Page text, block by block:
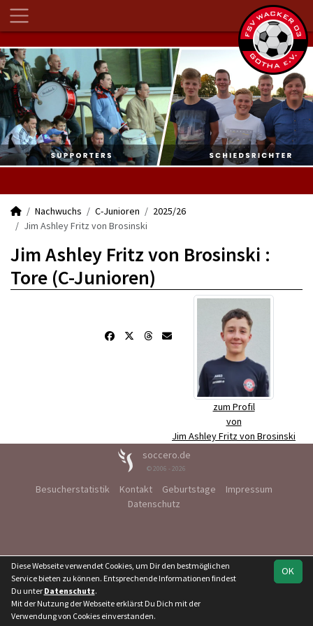
Nachwuchs C-Junioren
2025/26
Jim Ashley Fritz von Brosinski
Jim Ashley Fritz von Brosinski :
Tore (C-Junioren)
zum Profil
von
Jim Ashley Fritz von Brosinski
soccero.de
© 2006 - 2026
Besucherstatistik Kontakt Geburtstage
Impressum
Datenschutz
OK
Diese Webseite verwendet Cookies, um Dir den bestmöglichen
Service bieten zu können. Entsprechende Informationen findest
Du unter Datenschutz.
Mit der Nutzung der Webseite erklärst Du Dich mit der
Verwendung von Cookies einverstanden.